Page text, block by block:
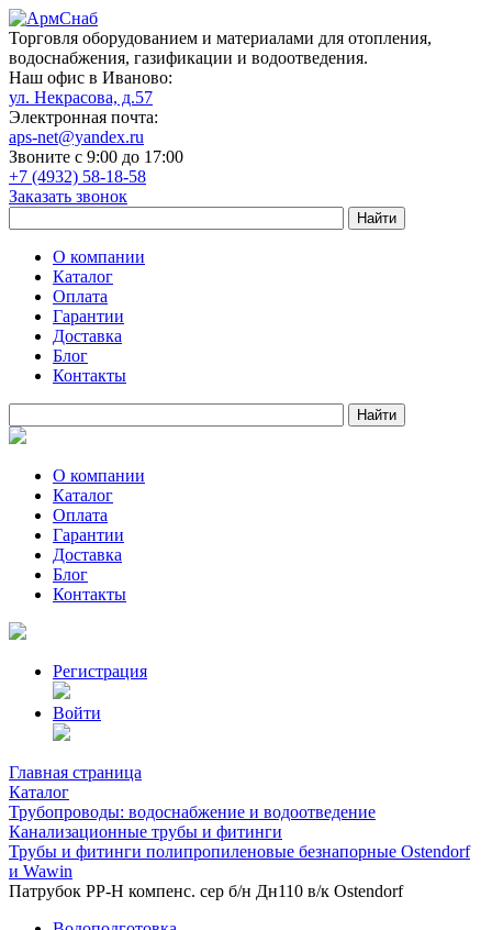
Торговля оборудованием и материалами для отопления,
водоснабжения, газификации и водоотведения.
Наш офис в Иваново:
ул. Некрасова, д.57
Электронная почта:
aps-net@yandex.ru
Звоните с 9:00 до 17:00
+7 (4932) 58-18-58
Заказать звонок
О компании
Каталог
Оплата
Гарантии
Доставка
Блог
Контакты
О компании
Каталог
Оплата
Гарантии
Доставка
Блог
Контакты
Регистрация
Войти
Главная страница
Каталог
Трубопроводы: водоснабжение и водоотведение
Канализационные трубы и фитинги
Трубы и фитинги полипропиленовые безнапорные Ostendorf
и Wawin
Патрубок РР-Н компенс. сер б/н Дн110 в/к Ostendorf